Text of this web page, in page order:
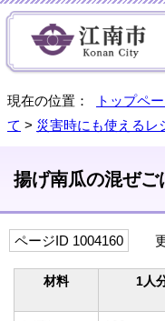
現在の位置： トップペ
て > 災害時にも使えるレ
揚げ南瓜の混ぜご
ページID 1004160 更
材料 1人